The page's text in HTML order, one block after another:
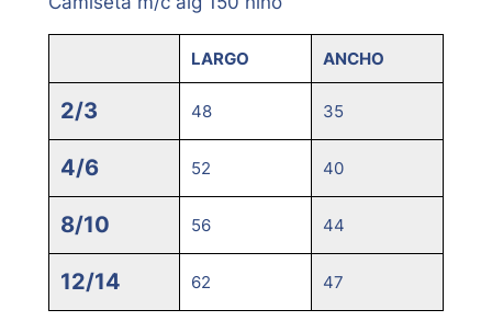
LARGO ANCHO
2/3 48 35
4/6 52 40
8/10 56 44
12/14 62 47